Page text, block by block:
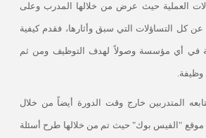
العملية حيث عرض من خلالها المدرب وعلى
عن كل التساؤلات التي سبق وأثارها، فقدم كيفية
في أي مؤسسة وصولاً لهدف التوظيف ومن ثم
وظيفة.
المتدربين خارج وقت الدورة أيضاً من خلال
"الفيس بوك" حيث تم من خلالها طرح أسئلة